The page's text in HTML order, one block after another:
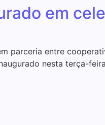
em
parceria entre
nesta terça-